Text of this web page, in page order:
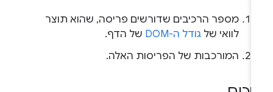
מספר הרכיבים שדורשים פריסה, שהוא תוצר
לוואי שלגודל ה-DOM
של הדף.
המורכבות של הפריסות האלה.